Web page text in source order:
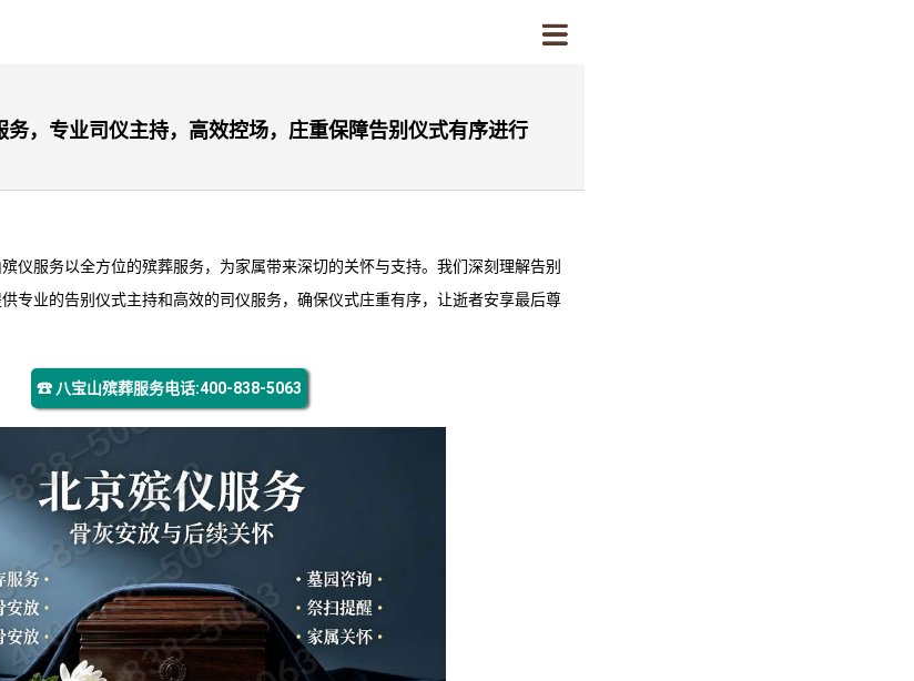
务，专业司仪主持，高效控场，庄重保障告别仪式有序进行
仪服务以全方位的殡葬服务，为家属带来深切的关怀与支持。我们深刻理解告别
专业的告别仪式主持和高效的司仪服务，确保仪式庄重有序，让逝者安享最后尊
☎ 八宝山殡葬服务电话:400-838-5063